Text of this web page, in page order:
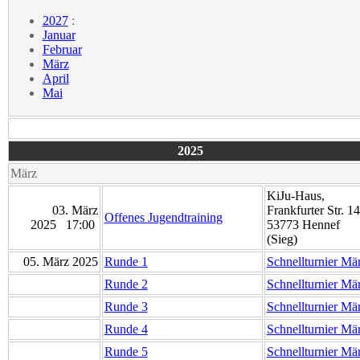
2027:
Januar
Februar
März
April
Mai
2025
März
03. März
2025 17:00
Offenes Jugendtraining
KiJu-Haus,
Frankfurter Str.
53773 Hennef
(Sieg)
05. März 2025 Runde 1
Schnellturnier
Runde 2
Schnellturnier
Runde 3
Schnellturnier
Runde 4
Schnellturnier
Runde 5
Schnellturnier